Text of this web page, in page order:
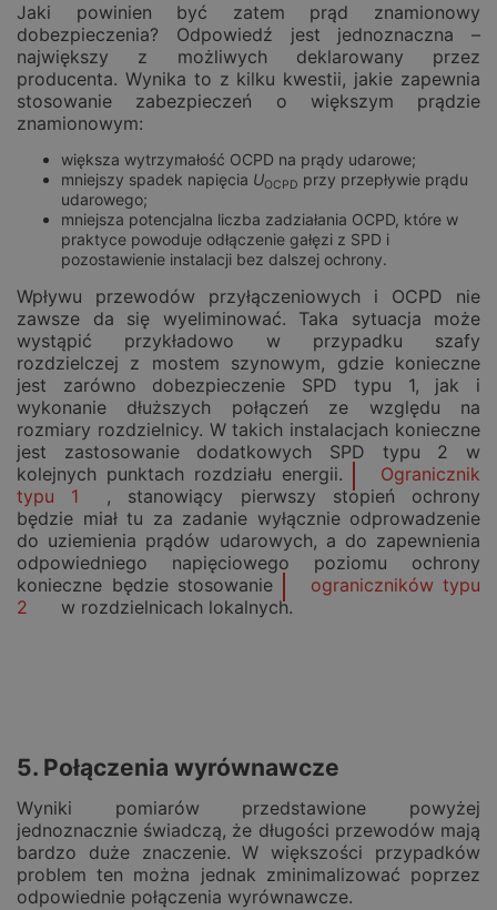
Jaki powinien być zatem prąd znamionowy
dobezpieczenia? Odpowiedź jest jednoznaczna –
największy z możliwych deklarowany przez
producenta. Wynika to z kilku kwestii, jakie zapewnia
stosowanie zabezpieczeń o większym prądzie
znamionowym:
większa wytrzymałość OCPD na prądy udarowe;
mniejszy spadek napięcia UOCPD przy przepływie prądu
udarowego;
mniejsza potencjalna liczba zadziałania OCPD, które w
praktyce powoduje odłączenie gałęzi z SPD i
pozostawienie instalacji bez dalszej ochrony.
Wpływu przewodów przyłączeniowych i OCPD nie
zawsze da się wyeliminować. Taka sytuacja może
wystąpić przykładowo w przypadku szafy
rozdzielczej z mostem szynowym, gdzie konieczne
jest zarówno dobezpieczenie SPD typu 1, jak i
wykonanie dłuższych połączeń ze względu na
rozmiary rozdzielnicy. W takich instalacjach konieczne
jest zastosowanie dodatkowych SPD typu 2 w
kolejnych punktach rozdziału energii.
Ogranicznik
typu 1
, stanowiący pierwszy stopień ochrony
będzie miał tu za zadanie wyłącznie odprowadzenie
do uziemienia prądów udarowych, a do zapewnienia
odpowiedniego napięciowego poziomu ochrony
konieczne będzie stosowanie
ograniczników typu
2
w rozdzielnicach lokalnych.
5. Połączenia wyrównawcze
Wyniki pomiarów przedstawione powyżej
jednoznacznie świadczą, że długości przewodów mają
bardzo duże znaczenie. W większości przypadków
problem ten można jednak zminimalizować poprzez
odpowiednie połączenia wyrównawcze.